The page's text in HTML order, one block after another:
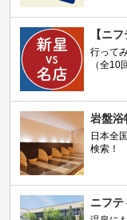
【ニ
行って
（全10
岩盤浴
日本全
検索！
ニフテ